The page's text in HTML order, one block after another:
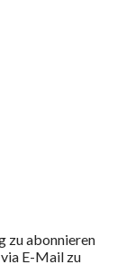
zu abonnieren
E-Mail zu